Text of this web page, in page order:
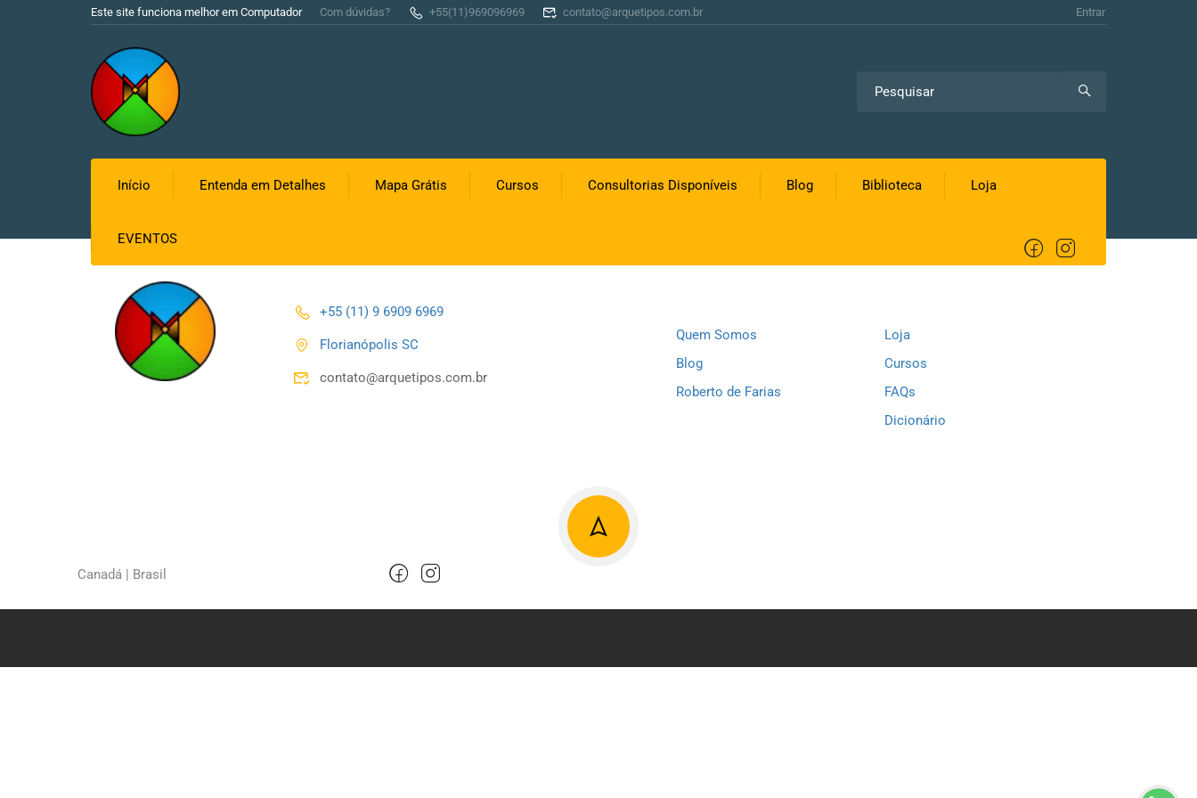
Este site funciona melhor em Computador Com dúvidas? +55(11)969096969 contato@arquetipos.com.br Entrar
Início Entenda em Detalhes Mapa Grátis Cursos Consultorias Disponíveis Blog Biblioteca Loja
EVENTOS
+55 (11) 9 6909 6969
Florianópolis SC
contato@arquetipos.com.br
EMPRESA
Quem Somos
Blog
Roberto de Farias
LINKS
Loja
Cursos
FAQs
Dicionário
Canadá | Brasil